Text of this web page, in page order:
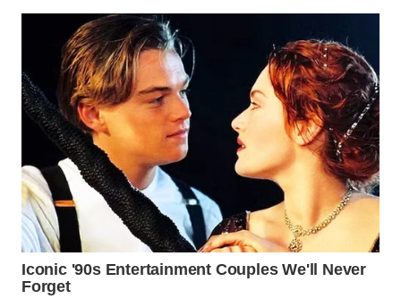
TANJUNG
LESUNG
WN
KARO
WN
SIMALUNGUN
WN
LABUHANBATU
WN